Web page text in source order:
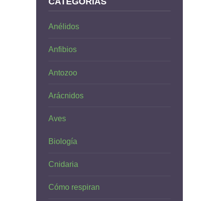
Anélidos
Anfibios
Antozoo
Arácnidos
Aves
Biología
Cnidaria
Cómo respiran